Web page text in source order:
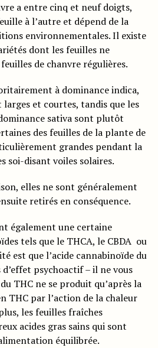
a entre cinq et neuf doigts,
à l’autre et dépend de la
environnementales. Il existe
dont les feuilles ne
de chanvre régulières.
à dominance indica,
et courtes, tandis que les
sativa sont plutôt
des feuilles de la plante de
grandes pendant la
soi-disant voiles solaires.
elles ne sont généralement
retirés en conséquence.
également une certaine
tels que le THCA, le CBDA ou
est que l’acide cannabinoïde du
d’effet psychoactif – il ne vous
THC ne se produit qu’après la
THC par l’action de la chaleur
les feuilles fraîches
acides gras sains qui sont
équilibrée.